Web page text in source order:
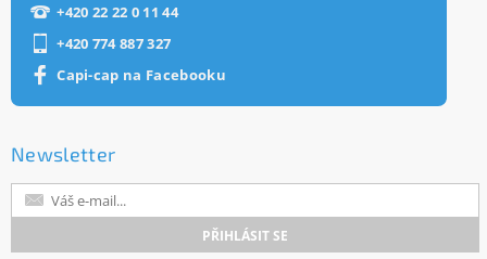
+420 22 22 0 11 44
+420 774 887 327
Capi-cap na Facebooku
Newsletter